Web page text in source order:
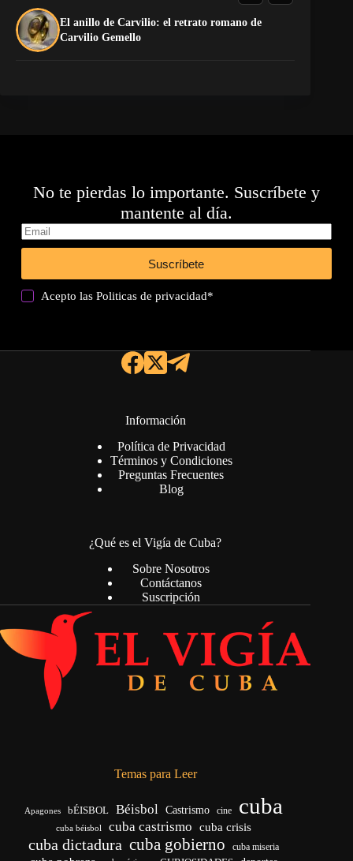
El anillo de Carvilio: el retrato romano de
Carvilio Gemello
No te pierdas lo importante. Suscríbete y
mantente al día.
Suscríbete
Acepto lasPoliticas de privacidad*
Información
Política de Privacidad
Términos y Condiciones
Preguntas Frecuentes
Blog
¿Qué es el Vigía de Cuba?
Sobre Nosotros
Contáctanos
Suscripción
Temas para Leer
Apagones bÉISBOL Béisbol Castrismo cine cuba
cuba béisbol cuba castrismo cuba crisis
cuba dictadura cuba gobierno cuba miseria